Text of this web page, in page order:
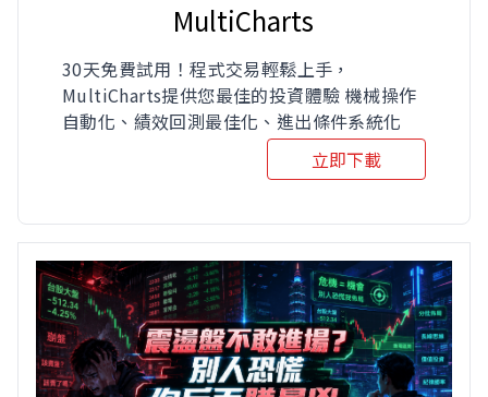
MultiCharts
30天免費試用！程式交易輕鬆上手，
MultiCharts提供您最佳的投資體驗 機械操作
自動化、績效回測最佳化、進出條件系統化
立即下載